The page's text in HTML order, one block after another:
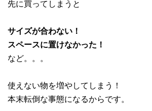
先に買ってしまうと
サイズが合わない！
スペースに置けなかった！
など。。。
使えない物を増やしてしまう！
本末転倒な事態になるからです。